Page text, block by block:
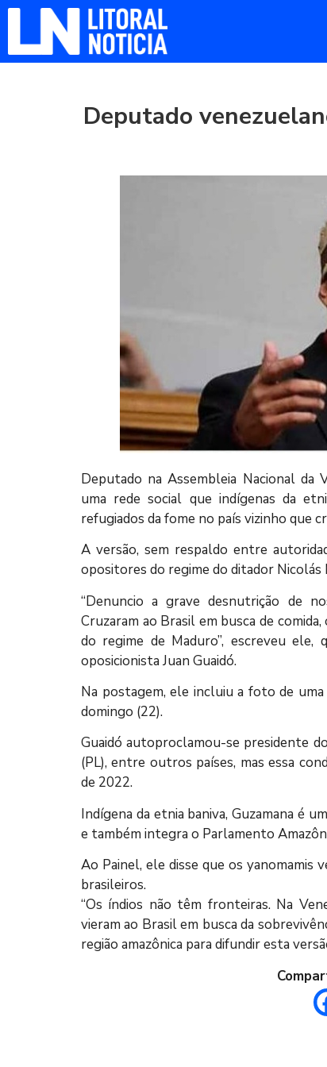
Deputado
Deputado na Assembleia Nacional da
uma rede social que indígenas da
refugiados da fome no país vizinho que
A versão, sem respaldo entre
opositores do regime do ditador Nicolás
“Denuncio a grave desnutrição de
Cruzaram ao Brasil em busca de
do regime de Maduro”, escreveu
oposicionista Juan Guaidó.
Na postagem, ele incluiu a foto de
domingo (22).
Guaidó autoproclamou-se presidente
(PL), entre outros países, mas essa
de 2022.
Indígena da etnia baniva, Guzamana é
e também integra o Parlamento
Ao Painel, ele disse que os yanomamis
brasileiros.
“Os índios não têm fronteiras. Na
vieram ao Brasil em busca da
região amazônica para difundir esta